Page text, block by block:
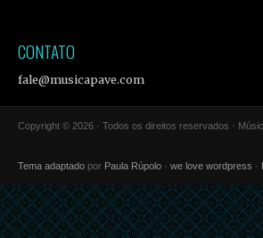
CONTATO
fale@musicapave.com
Copyright © 2026 · Todos os direitos reservados ·
Tema adaptado por Paula Rúpolo · we love wordpress ·